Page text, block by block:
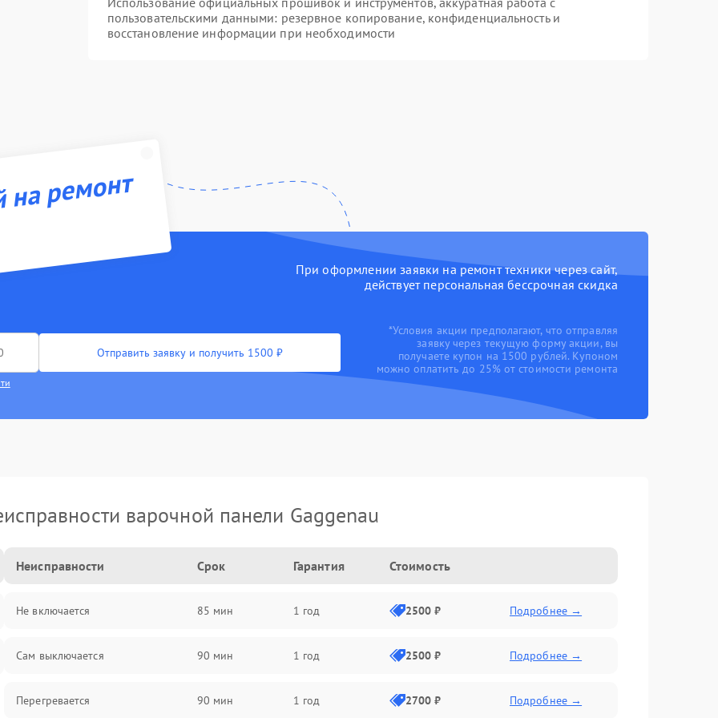
пользовательскими данными: резервное копирование, конфиденциальность и
восстановление информации при необходимости
ремонт
При оформлении заявки на ремонт техники через сайт,
действует персональная бессрочная скидка
Отправить заявку и получить 1500 ₽
*Условия акции предполагают, что отправляя
заявку через текущую форму акции, вы
получаете купон на 1500 рублей. Купоном
можно оплатить до 25% от стоимости ремонта
варочной панели Gaggenau
Неисправности Срок Гарантия Стоимость
Не включается 85 мин 1 год 2500 ₽ Подробнее →
Сам выключается 90 мин 1 год 2500 ₽ Подробнее →
Перегревается 90 мин 1 год 2700 ₽ Подробнее →